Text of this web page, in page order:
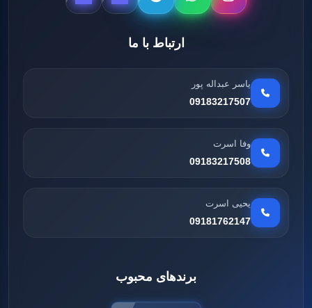
ارتباط با ما
یاسر عبداله پور
09183217507
وفا اسرت
09183217508
یحیی اسرت
09181762147
برندهای محبوب